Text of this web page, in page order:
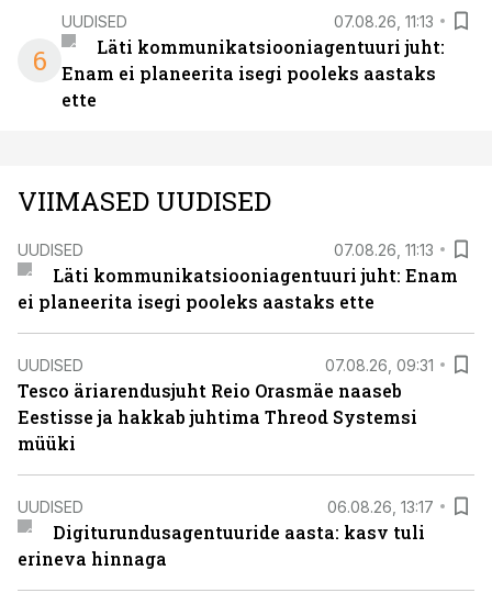
6
UUDISED 07.08.26, 11:13
Läti kommunikatsiooniagentuuri juht:
Enam ei planeerita isegi pooleks aastaks
ette
VIIMASED UUDISED
UUDISED 07.08.26, 11:13
Läti kommunikatsiooniagentuuri juht: Enam
ei planeerita isegi pooleks aastaks ette
UUDISED 07.08.26, 09:31
Tesco äriarendusjuht Reio Orasmäe naaseb
Eestisse ja hakkab juhtima Threod Systemsi
müüki
UUDISED 06.08.26, 13:17
Digiturundusagentuuride aasta: kasv tuli
erineva hinnaga